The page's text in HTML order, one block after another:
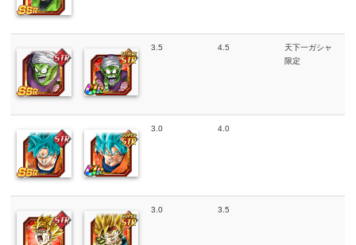
3.5 4.5
天下一ガシャ
限定
3.0 4.0
3.0 3.5